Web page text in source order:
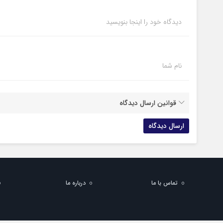
دیدگاه خود را اینجا بنویسید
نام شما
قوانین ارسال دیدگاه
تماس با ما درباره ما